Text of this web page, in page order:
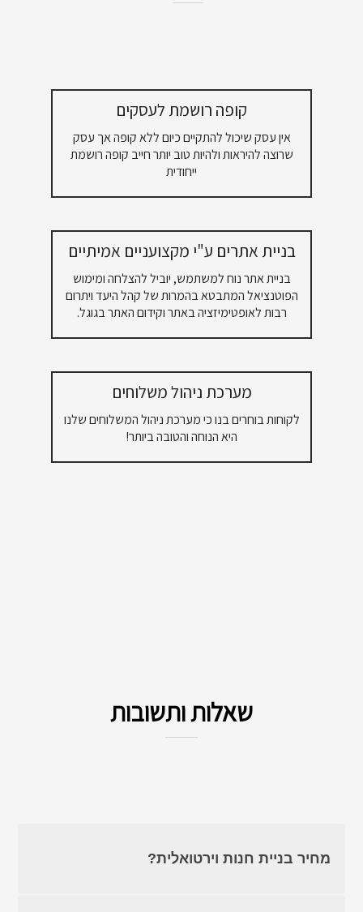
קופה רושמת לעסקים
אין עסק שיכול להתקיים כיום ללא קופה אך עסק
שרוצה להיראות ולהיות טוב יותר חייב קופה רושמת
ייחודית
בניית אתרים ע"י מקצועניים אמיתיים
בניית אתר נוח למשתמש, יוביל להצלחה ומימוש
הפוטנציאל המתבטא בהמרות של קהל היעד ויתרום
רבות לאופטימיזציה באתר וקידום האתר בגוגל.
מערכת ניהול משלוחים
לקוחות בוחרים בנו כי מערכת ניהול המשלוחים שלנו
היא הנוחה והטובה ביותר!
שאלות ותשובות
מחיר בניית חנות וירטואלית?